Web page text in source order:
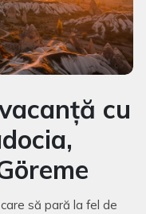
cu
să pară la fel de